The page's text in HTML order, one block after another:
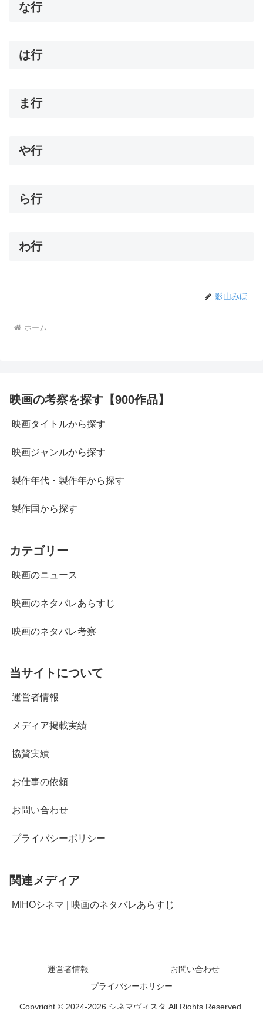
な行
は行
ま行
や行
ら行
わ行
影山みほ
ホーム
映画の考察を探す【900作品】
映画タイトルから探す
映画ジャンルから探す
製作年代・製作年から探す
製作国から探す
カテゴリー
映画のニュース
映画のネタバレあらすじ
映画のネタバレ考察
当サイトについて
運営者情報
メディア掲載実績
協賛実績
お仕事の依頼
お問い合わせ
プライバシーポリシー
関連メディア
MIHOシネマ | 映画のネタバレあらすじ
運営者情報
お問い合わせ
プライバシーポリシー
Copyright © 2024-2026 シネマヴィスタ All Rights Reserved.